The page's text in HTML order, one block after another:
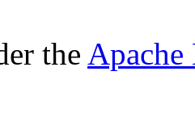
the Apache